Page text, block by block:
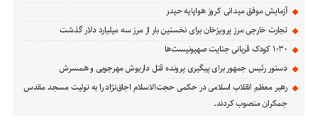
آزمایش موفق میدانی کروز هواپایه حیدر
تجارت خارجی مرز پرویزخان برای نخستین بار از مرز سه میلیارد دلار گذشت
۱۰۳۰ کودک قربانی جنایت صهیونیست‌ها
دستور رئیس جمهور برای پیگیری پرونده قتل داریوش مهرجویی و همسرش
رهبر معظم انقلاب اسلامی در حکمی حجت‌الاسلام اجاق‌نژاد را به تولیت مسجد مقدس
جمکران منصوب کردند.